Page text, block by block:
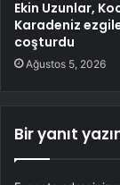
Ekin Uzunlar,
Karadeniz
coşturdu
Ağustos 5, 2026
Bir yanıt